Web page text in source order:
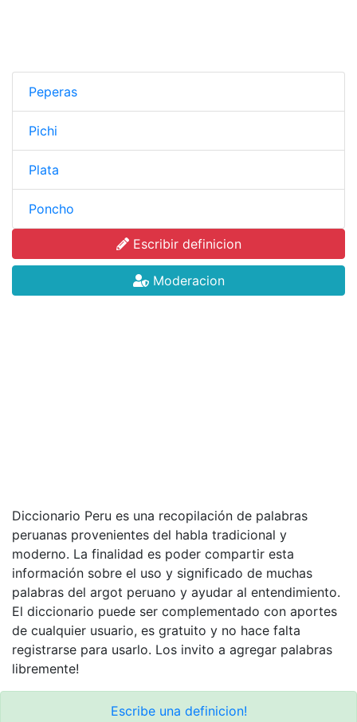
Peperas
Pichi
Plata
Poncho
Escribir definicion
Moderacion
Diccionario Peru es una recopilación de palabras
peruanas provenientes del habla tradicional y
moderno. La finalidad es poder compartir esta
información sobre el uso y significado de muchas
palabras del argot peruano y ayudar al entendimiento.
El diccionario puede ser complementado con aportes
de cualquier usuario, es gratuito y no hace falta
registrarse para usarlo. Los invito a agregar palabras
libremente!
Escribe una definicion!